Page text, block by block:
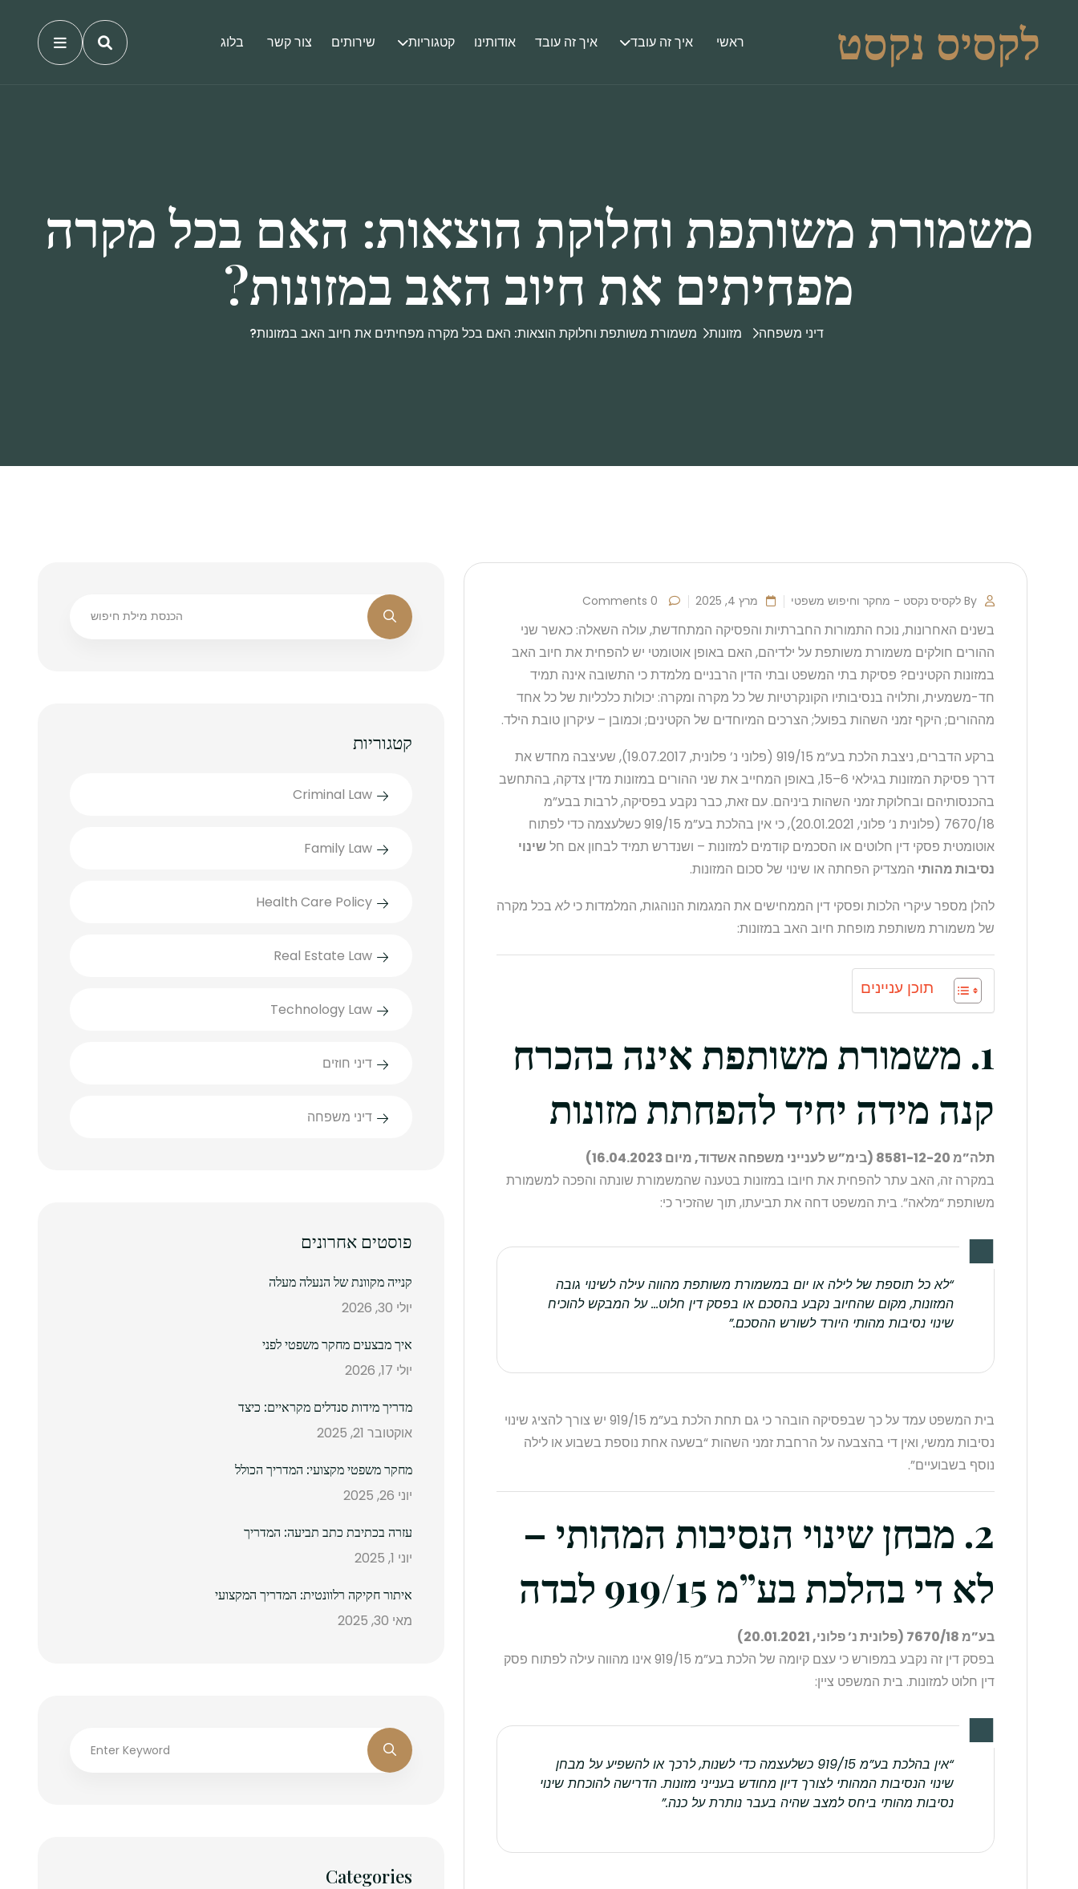
לקסיס נקסט ראשי איך זה עובד איך זה עובד אודותינו קטגוריות שירותים צור קשר בלוג
משמורת משותפת וחלוקת הוצאות: האם בכל מקרה
מפחיתים את חיוב האב במזונות?
דיני משפחה מזונות משמורת משותפת וחלוקת הוצאות: האם בכל מקרה מפחיתים את חיוב האב במזונות?
By לקסיס נקסט - מחקר וחיפוש משפטי מרץ 4, 2025
בשנים האחרונות, נוכח התמורות החברתיות והפסיקה המתחדשת, עולה השאלה: כאשר שני
ההורים חולקים משמורת משותפת על ילדיהם, האם באופן אוטומטי יש להפחית את חיוב האב
במזונות הקטינים? פסיקת בתי המשפט ובתי הדין הרבניים מלמדת כי התשובה אינה תמיד
חד-משמעית, ותלויה בנסיבותיו הקונקרטיות של כל מקרה ומקרה: יכולות כלכליות של כל אחד
מההורים; היקף זמני השהות בפועל; הצרכים המיוחדים של הקטינים; וכמובן – עיקרון טובת הילד.
ברקע הדברים, ניצבת הלכת בע”מ 919/15 (פלוני נ’ פלונית, 19.07.2017), שעיצבה מחדש את
דרך פסיקת המזונות בגילאי 6–15, באופן המחייב את שני ההורים במזונות מדין צדקה, בהתחשב
בהכנסותיהם ובחלוקת זמני השהות ביניהם. עם זאת, כבר נקבע בפסיקה, לרבות בבע”מ
7670/18 (פלונית נ’ פלוני, 20.01.2021), כי אין בהלכת בע”מ 919/15 כשלעצמה כדי לפתוח
אוטומטית פסקי דין חלוטים או הסכמים קודמים למזונות – ושנדרש תמיד לבחון אם חלשינוי
נסיבות מהותי המצדיק הפחתה או שינוי של סכום המזונות.
להלן מספר עיקרי הלכות ופסקי דין הממחישים את המגמות הנוהגות, המלמדות כילא בכל מקרה
של משמורת משותפת מופחת חיוב האב במזונות:
תוכן עניינים
1. משמורת משותפת אינה בהכרח
קנה מידה יחיד להפחתת מזונות
תלה”מ 8581-12-20 (בימ”ש לענייני משפחה אשדוד, מיום 16.04.2023)
במקרה זה, האב עתר להפחית את חיובו במזונות בטענה שהמשמורת שונתה והפכה למשמורת
משותפת “מלאה”. בית המשפט דחה את תביעתו, תוך שהזכיר כי:
“לא כל תוספת של לילה או יום במשמורת משותפת מהווה עילה לשינוי גובה
המזונות, מקום שהחיוב נקבע בהסכם או בפסק דין חלוט… על המבקש להוכיח
שינוי נסיבות מהותי היורד לשורש ההסכם.”
בית המשפט עמד על כך שבפסיקה הובהר כי גם תחת הלכת בע”מ 919/15 יש צורך להציג שינוי
נסיבות ממשי, ואין די בהצבעה על הרחבת זמני השהות “בשעה אחת נוספת בשבוע או לילה
נוסף בשבועיים”.
2. מבחן שינוי הנסיבות המהותי –
לא די בהלכת בע”מ 919/15 לבדה
בע”מ 7670/18 (פלונית נ’ פלוני, 20.01.2021)
בפסק דין זה נקבע במפורש כי עצם קיומה של הלכת בע”מ 919/15 אינו מהווה עילה לפתוח פסק
דין חלוט למזונות. בית המשפט ציין:
“אין בהלכת בע”מ 919/15 כשלעצמה כדי לשנות, לרכך או להשפיע על מבחן
שינוי הנסיבות המהותי לצורך דיון מחודש בענייני מזונות. הדרישה להוכחת שינוי
נסיבות מהותי ביחס למצב שהיה בעבר נותרת על כנה.”
קטגוריות
Criminal Law
Family Law
Health Care Policy
Real Estate Law
Technology Law
דיני חוזים
דיני משפחה
פוסטים אחרונים
קנייה מקוונת של הנעלה מעלה
יולי 30, 2026
איך מבצעים מחקר משפטי לפני
יולי 17, 2026
מדריך מידות סנדלים מקראיים: כיצד
אוקטובר 21, 2025
מחקר משפטי מקצועי: המדריך הכולל
יוני 26, 2025
עזרה בכתיבת כתב תביעה: המדריך
יוני 1, 2025
איתור חקיקה רלוונטית: המדריך המקצועי
מאי 30, 2025
Categories